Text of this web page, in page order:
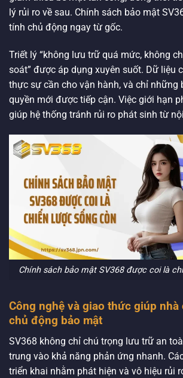
lý rủi ro về sau. Chính sách bảo mật
tính chủ động ngay từ gốc.
Triết lý “không lưu trữ quá mức, không
soát” được áp dụng xuyên suốt. Dữ liệu
thực sự cần cho vận hành, và chỉ những
quyền mới được tiếp cận. Việc giới hạn
giúp hệ thống tránh rủi ro phát sinh từ
Chính sách bảo mật SV368 được coi là
Công nghệ và giao thức giúp nhà
chủ động bảo mật
SV368 không chỉ chú trọng lưu trữ an
trung vào khả năng phản ứng nhanh.
triển khai nhằm phát hiện và vô hiệu rủi